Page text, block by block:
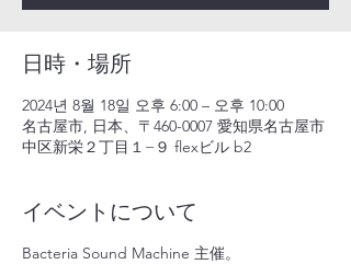
日時・場所
2024년 8월 18일 오후 6:00 – 오후 10:00
名古屋市, 日本、〒460-0007 愛知県名古屋市
中区新栄２丁目１−９ flexビル b2
イベントについて
Bacteria Sound Machine 主催。